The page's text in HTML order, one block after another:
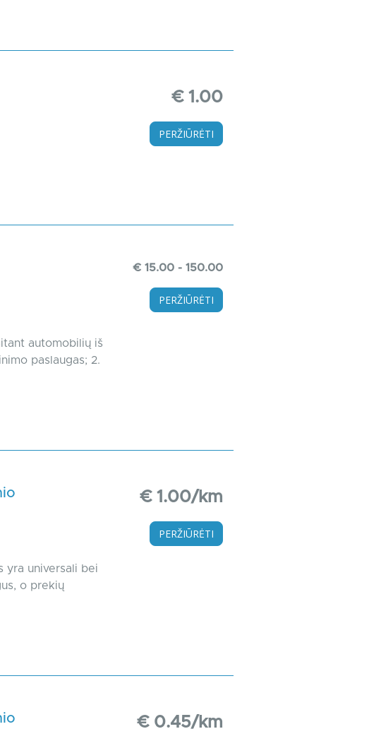
€ 1.00
PERŽIŪRĖTI
automobilių iš
paslaugas; 2.
€ 15.00 - 150.00
PERŽIŪRĖTI
yra universali bei
o prekių
€ 1.00/km
PERŽIŪRĖTI
€ 0.45/km